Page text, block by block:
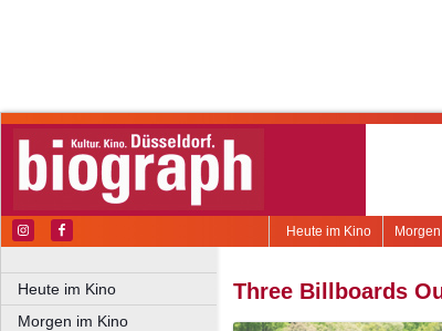
Heute im Kino
Heute im Kino
Morgen im Kino
Three Billboards